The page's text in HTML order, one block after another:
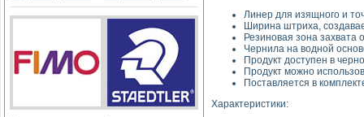
Линер для изящного и
Ширина штриха,
Резиновая зона захвата
Чернила на водной
Продукт доступен в
Продукт можно
Поставляется в
Характеристики: